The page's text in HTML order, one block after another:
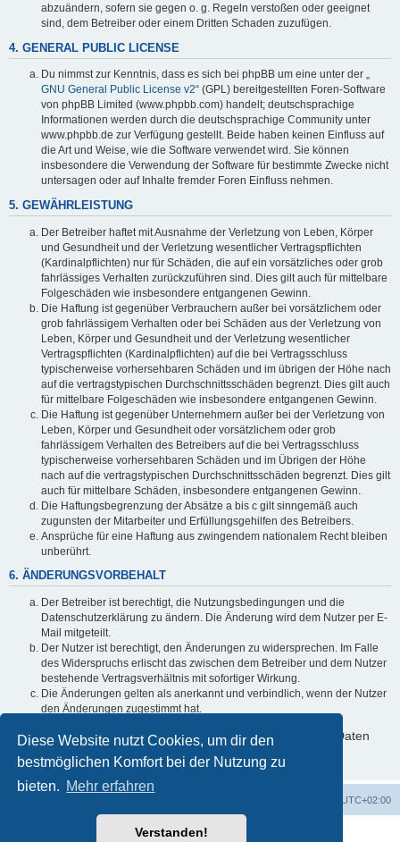
Diese Website nutzt Cookies, um dir den
bestmöglichen Komfort bei der Nutzung zu
bieten. Mehr erfahren
Verstanden!
abzuändern, sofern sie gegen o. g. Regeln verstoßen oder geeignet
sind, dem Betreiber oder einem Dritten Schaden zuzufügen.
4. GENERAL PUBLIC LICENSE
Du nimmst zur Kenntnis, dass es sich bei phpBB um eine unter der „
GNU General Public License v2“ (GPL) bereitgestellten Foren-Software
von phpBB Limited (www.phpbb.com) handelt; deutschsprachige
Informationen werden durch die deutschsprachige Community unter
www.phpbb.de zur Verfügung gestellt. Beide haben keinen Einfluss auf
die Art und Weise, wie die Software verwendet wird. Sie können
insbesondere die Verwendung der Software für bestimmte Zwecke nicht
untersagen oder auf Inhalte fremder Foren Einfluss nehmen.
5. GEWÄHRLEISTUNG
Der Betreiber haftet mit Ausnahme der Verletzung von Leben, Körper
und Gesundheit und der Verletzung wesentlicher Vertragspflichten
(Kardinalpflichten) nur für Schäden, die auf ein vorsätzliches oder grob
fahrlässiges Verhalten zurückzuführen sind. Dies gilt auch für mittelbare
Folgeschäden wie insbesondere entgangenen Gewinn.
Die Haftung ist gegenüber Verbrauchern außer bei vorsätzlichem oder
grob fahrlässigem Verhalten oder bei Schäden aus der Verletzung von
Leben, Körper und Gesundheit und der Verletzung wesentlicher
Vertragspflichten (Kardinalpflichten) auf die bei Vertragsschluss
typischerweise vorhersehbaren Schäden und im übrigen der Höhe nach
auf die vertragstypischen Durchschnittsschäden begrenzt. Dies gilt auch
für mittelbare Folgeschäden wie insbesondere entgangenen Gewinn.
Die Haftung ist gegenüber Unternehmern außer bei der Verletzung von
Leben, Körper und Gesundheit oder vorsätzlichem oder grob
fahrlässigem Verhalten des Betreibers auf die bei Vertragsschluss
typischerweise vorhersehbaren Schäden und im Übrigen der Höhe
nach auf die vertragstypischen Durchschnittsschäden begrenzt. Dies gilt
auch für mittelbare Schäden, insbesondere entgangenen Gewinn.
Die Haftungsbegrenzung der Absätze a bis c gilt sinngemäß auch
zugunsten der Mitarbeiter und Erfüllungsgehilfen des Betreibers.
Ansprüche für eine Haftung aus zwingendem nationalem Recht bleiben
unberührt.
6. ÄNDERUNGSVORBEHALT
Der Betreiber ist berechtigt, die Nutzungsbedingungen und die
Datenschutzerklärung zu ändern. Die Änderung wird dem Nutzer per E-
Mail mitgeteilt.
Der Nutzer ist berechtigt, den Änderungen zu widersprechen. Im Falle
des Widerspruchs erlischt das zwischen dem Betreiber und dem Nutzer
bestehende Vertragsverhältnis mit sofortiger Wirkung.
Die Änderungen gelten als anerkannt und verbindlich, wenn der Nutzer
den Änderungen zugestimmt hat.
Informationen über den Umgang mit deinen persönlichen Daten
sind in der Datenschutzerklärung enthalten.
UTC+02:00
Powered byphpBB® Forum Software © phpBB Limited